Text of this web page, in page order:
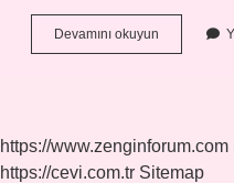
Devamını okuyun Hayvansal
Motifler
https://www.zenginforum.com
https://cevi.com.tr Sitemap